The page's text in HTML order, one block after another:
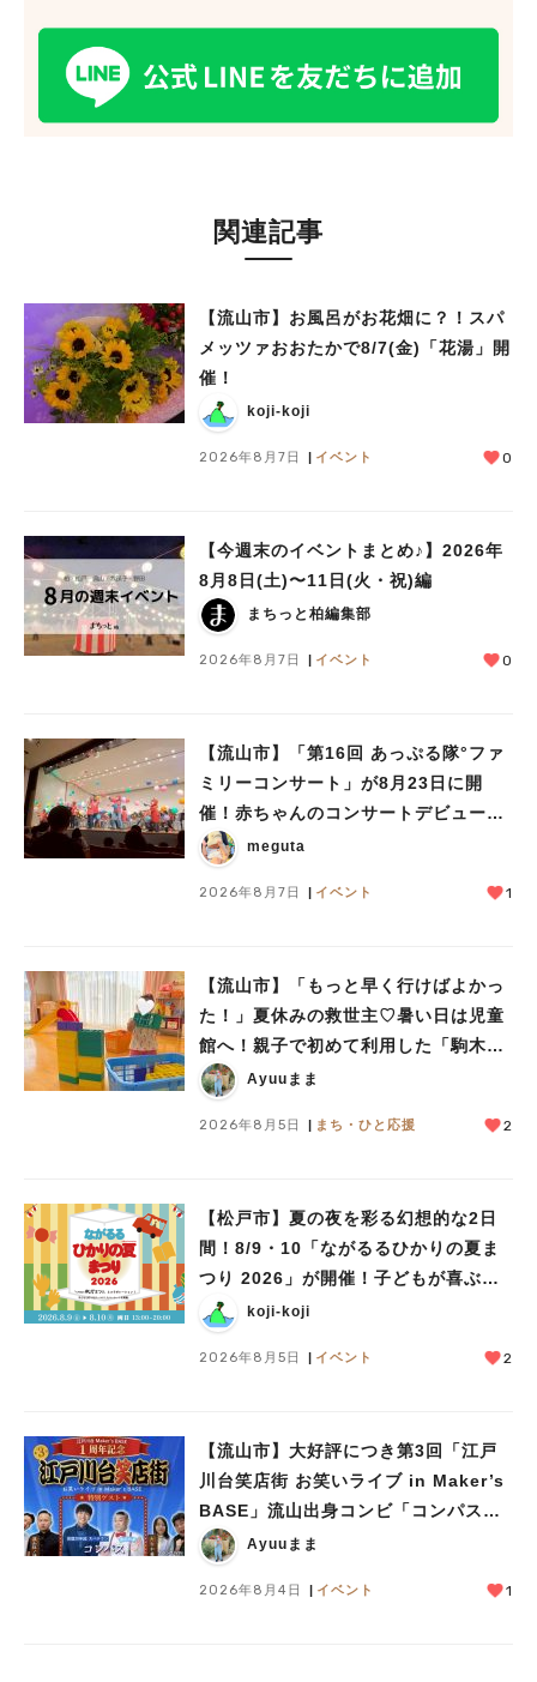
関連記事
【流山市】お風呂がお花畑に？！スパ
メッツァおおたかで8/7(金)「花湯」開
催！
koji-koji
2026年8月7日 イベント 0
【今週末のイベントまとめ♪】2026年
8月8日(土)〜11日(火・祝)編
まちっと柏編集部
2026年8月7日 イベント 0
【流山市】「第16回 あっぷる隊°ファ
ミリーコンサート」が8月23日に開
催！赤ちゃんのコンサートデビューに
も♪
meguta
2026年8月7日 イベント 1
【流山市】「もっと早く行けばよかっ
た！」夏休みの救世主♡暑い日は児童
館へ！親子で初めて利用した「駒木台
児童館」レポート
Ayuuまま
2026年8月5日 まち・ひと応援 2
【松戸市】夏の夜を彩る幻想的な2日
間！8/9・10「ながるるひかりの夏ま
つり 2026」が開催！子どもが喜ぶワ
ークショップや限定ヒーローショーも
koji-koji
2026年8月5日 イベント 2
【流山市】大好評につき第3回「江戸
川台笑店街 お笑いライブ in Maker’s
BASE」流山出身コンビ「コンパス」
も登場！8/23（日）
Ayuuまま
2026年8月4日 イベント 1
#ラーメン#ショッピング #カフェ#スイーツ #パン#カレー#柏駅
#イベント#公園#教えたい／教えて投稿記事
#教えたい/こんなの見つけた